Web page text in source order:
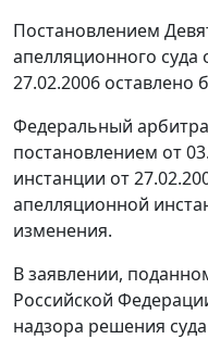
Постановлением
апелляционного суда
27.02.2006 оставлено
Федеральный
постановлением от
инстанции от
апелляционной
изменения.
В заявлении,
Российской
надзора решения